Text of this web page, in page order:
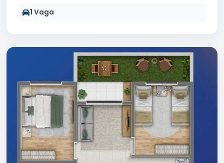
1 Vaga